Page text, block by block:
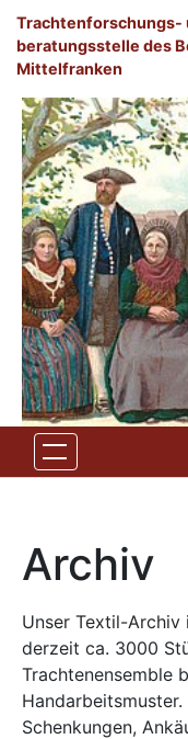
Zum Hauptinhalt
Trachtenforschungs-
beratungsstelle des
Mittelfranken
Archiv
Unser Textil-Archiv
derzeit ca. 3000
Trachtenensemble
Schenkungen,